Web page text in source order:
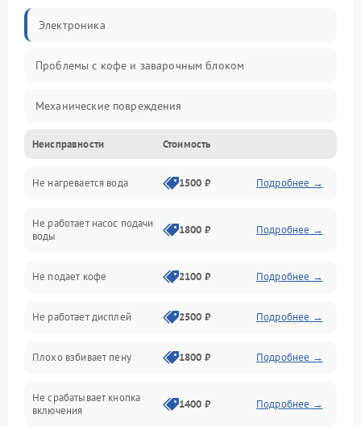
Электроника
Проблемы с кофе и заварочным блоком
Механические повреждения
Прочие неисправности
Включение и работа
Проблемы с водой
Проблемы с капучинатором и паром
Управление и электроника
Программное обеспечение
Неисправности Стоимость
Не нагревается вода 1500 ₽ Подробнее →
Не работает насос подачи
воды
1800 ₽ Подробнее →
Не подает кофе 2100 ₽ Подробнее →
Не работает дисплей 2500 ₽ Подробнее →
Плохо взбивает пену 1800 ₽ Подробнее →
Не срабатывает кнопка
включения
1400 ₽ Подробнее →